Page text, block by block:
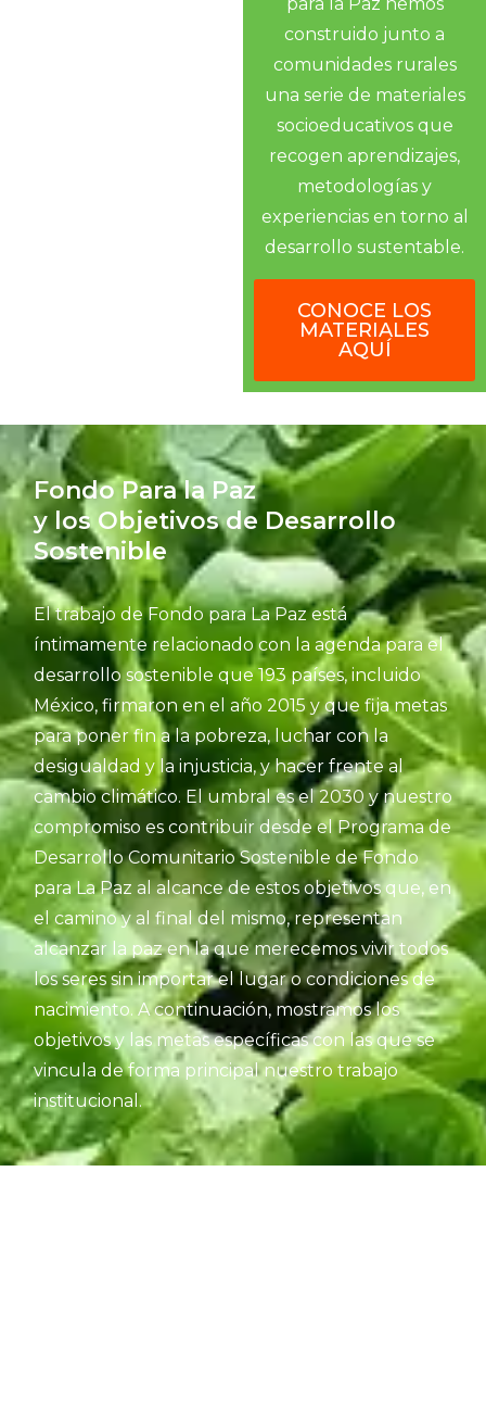
construido junto a
comunidades rurales
una serie de materiales
socioeducativos que
recogen aprendizajes,
metodologías y
experiencias en torno al
desarrollo sustentable.
CONOCE LOS
MATERIALES
AQUÍ
Fondo Para la Paz
y los Objetivos de Desarrollo
Sostenible
El trabajo de Fondo para La Paz está
íntimamente relacionado con la agenda para el
desarrollo sostenible que 193 países, incluido
México, firmaron en el año 2015 y que fija metas
para poner fin a la pobreza, luchar con la
desigualdad y la injusticia, y hacer frente al
cambio climático. El umbral es el 2030 y nuestro
compromiso es contribuir desde el Programa de
Desarrollo Comunitario Sostenible de Fondo
para La Paz al alcance de estos objetivos que, en
el camino y al final del mismo, representan
alcanzar la paz en la que merecemos vivir todos
los seres sin importar el lugar o condiciones de
nacimiento. A continuación, mostramos los
objetivos y las metas específicas con las que se
vincula de forma principal nuestro trabajo
institucional.